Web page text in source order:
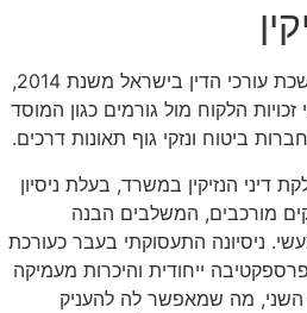
, חברת לשכת עורכי הדין בישראל משנת 2014,
הלקוח מול גורמים כגון המוסד
ביטוח ונזקי גוף תאונות דרכים.
הנזיקין במשרד, בעלת ניסיון
מורכבים, המשלבים הבנה
ניסיונה התעסוקתי בעבר כעורכת
ייחודית והיכרות מעמיקה
השני, מה שמאפשר לה להעניק